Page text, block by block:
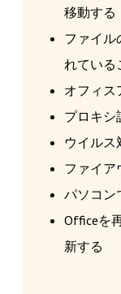
移動する
ファイル
れている
オフィス
プロキシ
ウイルス
ファイア
パソコン
Officeを
新する